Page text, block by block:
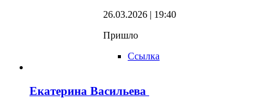
26.03.2026 | 19:40
Пришло
Ссылка
Екатерина Васильева